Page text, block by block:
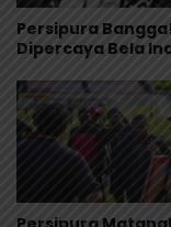
Persipura
Dipercaya Bela